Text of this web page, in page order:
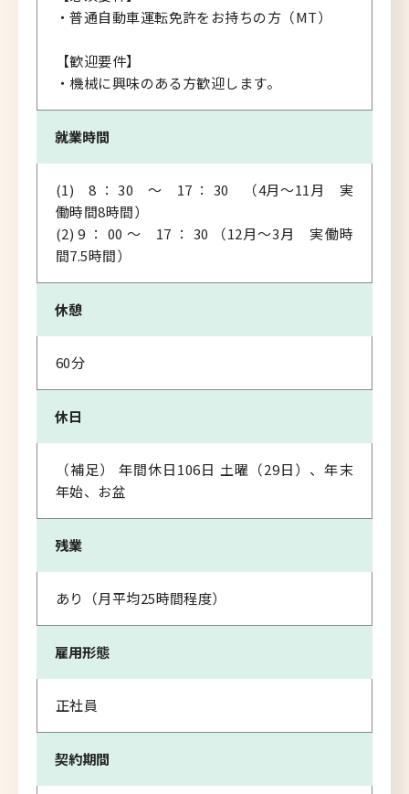
・普通自動車運転免許をお持ちの方（MT）
【歓迎要件】
・機械に興味のある方歓迎します。
就業時間
(1) 8 ： 30 ～ 17 ： 30 （4月～11月 実
働時間8時間）
(2) 9 ： 00 ～ 17 ： 30 （12月～3月 実働時
間7.5時間）
休憩
60分
休日
（補足） 年間休日106日 土曜（29日）、年末
年始、お盆
残業
あり（月平均25時間程度）
雇用形態
正社員
契約期間